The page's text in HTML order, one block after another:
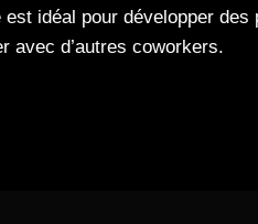
est idéal pour développer des
avec d’autres coworkers.